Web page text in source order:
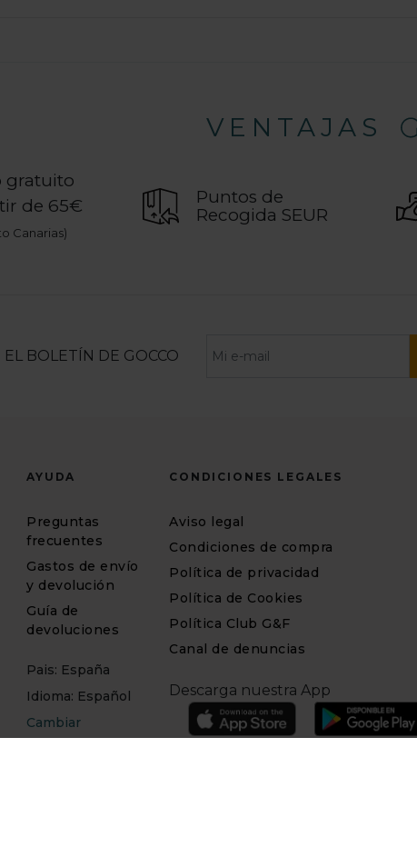
VENTAJAS
gratuito
de 65€
Canarias)
Puntos de
Recogida SEUR
EL BOLETÍN DE GOCCO
AYUDA
Preguntas
frecuentes
Gastos de envío
y devolución
Guía de
devoluciones
Pais: España
Idioma: Español
Cambiar
CONDICIONES LEGALES
Aviso legal
Condiciones de compra
Política de privacidad
Política de Cookies
Política Club G&F
Canal de denuncias
Descarga nuestra App